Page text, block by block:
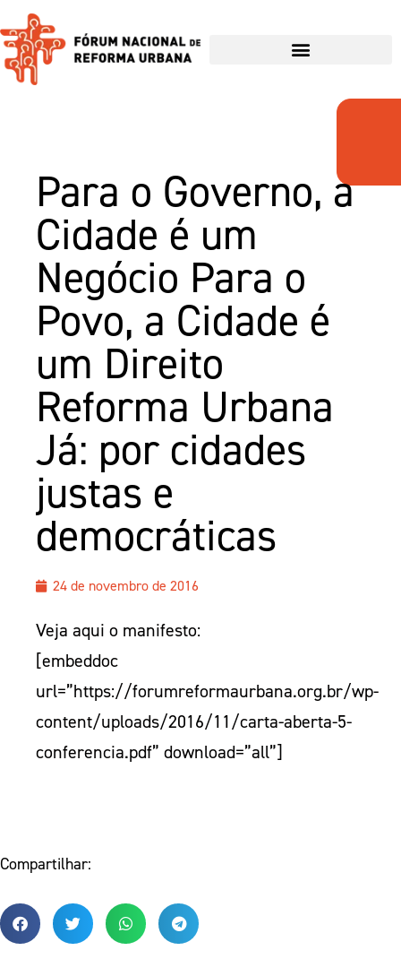
Para o Governo, a
Cidade é um
Negócio Para o
Povo, a Cidade é
um Direito
Reforma Urbana
Já: por cidades
justas e
democráticas
24 de novembro de 2016
Veja aqui o manifesto:
[embeddoc
url=”https://forumreformaurbana.org.br/wp-
content/uploads/2016/11/carta-aberta-5-
conferencia.pdf” download=”all”]
Compartilhar: